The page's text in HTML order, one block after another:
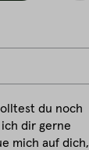
du noch
dir gerne
mich auf dich,